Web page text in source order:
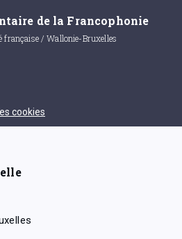
de la Francophonie
française / Wallonie-Bruxelles
cookies